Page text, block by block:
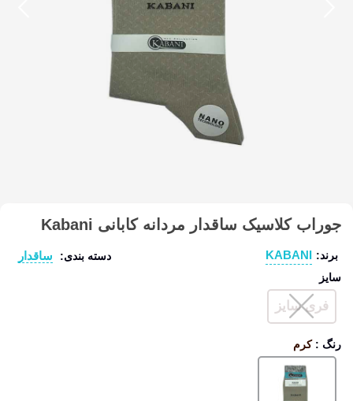
جوراب کلاسیک ساقدار مردانه کابانی Kabani
برند: KABANI دسته بندی: ساقدار
سایز
فری سایز
رنگ :کرم